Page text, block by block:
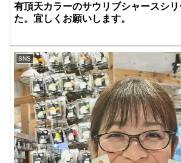
有頂天カラーのサウリブシャースシ
た。宜しくお願いします。
SNS